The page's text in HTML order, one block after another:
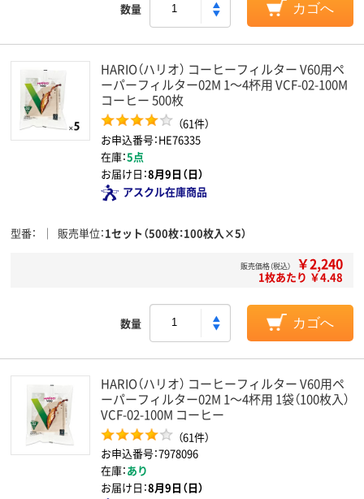
数量 カゴへ
HARIO（ハリオ） コーヒーフィルター V60用ペ
ーパーフィルター02M 1～4杯用 VCF-02-100M
コーヒー 500枚
（61件）
お申込番号：HE76335
在庫：5点
お届け日：8月9日（日）
アスクル在庫商品
型番 販売単位 1セット（500枚：100枚入×5）
販売価格（税込） ￥2,240
1枚あたり ￥4.48
数量 カゴへ
HARIO（ハリオ） コーヒーフィルター V60用ペ
ーパーフィルター02M 1～4杯用 1袋（100枚入）
VCF-02-100M コーヒー
（61件）
お申込番号：7978096
在庫：あり
お届け日：8月9日（日）